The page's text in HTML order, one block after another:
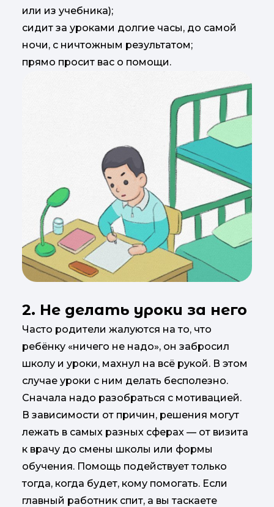
или из учебника);
сидит за уроками долгие часы, до самой
ночи, с ничтожным результатом;
прямо просит вас о помощи.
2. Не делать уроки за него
Часто родители жалуются на то, что
ребёнку «ничего не надо», он забросил
школу и уроки, махнул на всё рукой. В этом
случае уроки с ним делать бесполезно.
Сначала надо разобраться с мотивацией.
В зависимости от причин, решения могут
лежать в самых разных сферах — от визита
к врачу до смены школы или формы
обучения. Помощь подействует только
тогда, когда будет, кому помогать. Если
главный работник спит, а вы таскаете